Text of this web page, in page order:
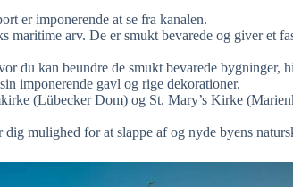
er imponerende at se fra kanalen.
maritime arv. De er smukt bevarede og giver et
du kan beundre de smukt bevarede bygninger,
imponerende gavl og rige dekorationer.
(Lübecker Dom) og St. Mary’s Kirke
mulighed for at slappe af og nyde byens